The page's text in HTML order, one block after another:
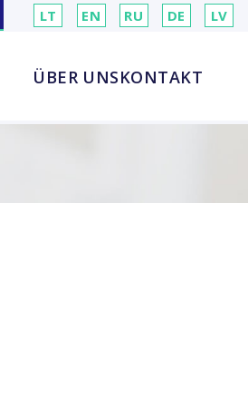
LT EN RU DE LV
ÜBER UNSKONTAKT